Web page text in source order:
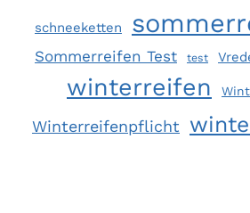
schneeketten
Sommerreifen Test test
winterreifen
Winterreifenpflicht